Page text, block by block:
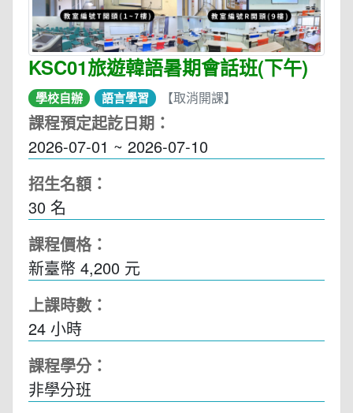
KSC01旅遊韓語暑期會話班(下午)
學校自辦 語言學習 【取消開課】
課程預定起訖日期：
2026-07-01 ~ 2026-07-10
招生名額：
30 名
課程價格：
新臺幣 4,200 元
上課時數：
24 小時
課程學分：
非學分班